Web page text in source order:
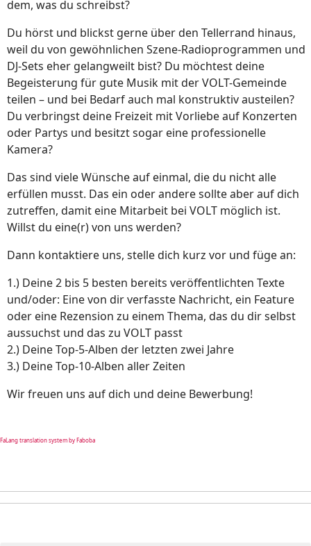
dem, was du schreibst?
Du hörst und blickst gerne über den Tellerrand hinaus,
weil du von gewöhnlichen Szene-Radioprogrammen und
DJ-Sets eher gelangweilt bist? Du möchtest deine
Begeisterung für gute Musik mit der VOLT-Gemeinde
teilen – und bei Bedarf auch mal konstruktiv austeilen?
Du verbringst deine Freizeit mit Vorliebe auf Konzerten
oder Partys und besitzt sogar eine professionelle
Kamera?
Das sind viele Wünsche auf einmal, die du nicht alle
erfüllen musst. Das ein oder andere sollte aber auf dich
zutreffen, damit eine Mitarbeit bei VOLT möglich ist.
Willst du eine(r) von uns werden?
Dann kontaktiere uns, stelle dich kurz vor und füge an:
1.) Deine 2 bis 5 besten bereits veröffentlichten Texte
und/oder: Eine von dir verfasste Nachricht, ein Feature
oder eine Rezension zu einem Thema, das du dir selbst
aussuchst und das zu VOLT passt
2.) Deine Top-5-Alben der letzten zwei Jahre
3.) Deine Top-10-Alben aller Zeiten
Wir freuen uns auf dich und deine Bewerbung!
FaLang translation system by Faboba